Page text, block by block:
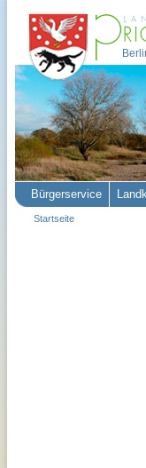
Bürgerservice
Startseite